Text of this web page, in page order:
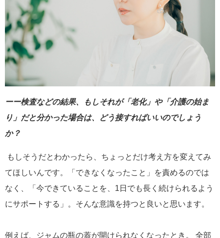
ーー検査などの結果、もしそれが「老化」や「介護の始ま
り」だと分かった場合は、どう接すればいいのでしょう
か？
もしそうだとわかったら、ちょっとだけ考え方を変えてみ
てほしいんです。「できなくなったこと」を責めるのでは
なく、「今できていることを、1日でも長く続けられるよう
にサポートする」。そんな意識を持つと良いと思います。
例えば、ジャムの瓶の蓋が開けられなくなったとき。 全部